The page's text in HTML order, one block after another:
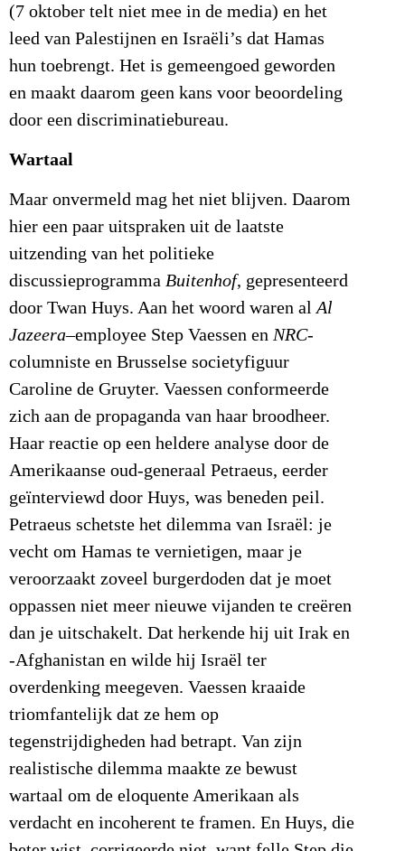
(7 oktober telt niet mee in de media) en het
leed van Palestijnen en Israëli’s dat Hamas
hun toebrengt. Het is gemeengoed geworden
en maakt daarom geen kans voor beoordeling
door een discriminatiebureau.
Wartaal
Maar onvermeld mag het niet blijven. Daarom
hier een paar uitspraken uit de laatste
uitzending van het politieke
discussieprogramma Buitenhof, gepresenteerd
door Twan Huys. Aan het woord waren alAl
Jazeera–employee Step Vaessen en NRC-
columniste en Brusselse societyfiguur
Caroline de Gruyter. Vaessen conformeerde
zich aan de propaganda van haar broodheer.
Haar reactie op een heldere analyse door de
Amerikaanse oud-generaal Petraeus, eerder
geïnterviewd door Huys, was beneden peil.
Petraeus schetste het dilemma van Israël: je
vecht om Hamas te vernietigen, maar je
veroorzaakt zoveel burgerdoden dat je moet
oppassen niet meer nieuwe vijanden te creëren
dan je uitschakelt. Dat herkende hij uit Irak en
-Afghanistan en wilde hij Israël ter
overdenking meegeven. Vaessen kraaide
triomfantelijk dat ze hem op
tegenstrijdigheden had betrapt. Van zijn
realistische dilemma maakte ze bewust
wartaal om de eloquente Amerikaan als
verdacht en incoherent te framen. En Huys, die